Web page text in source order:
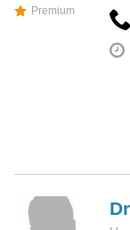
Premium